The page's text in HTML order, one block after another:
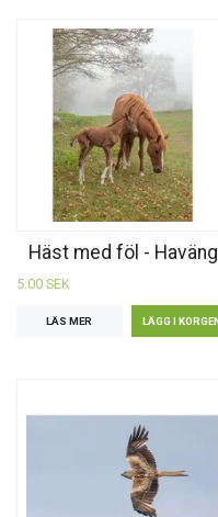
Häst med föl - Haväng
5.00 SEK
LÄS MER